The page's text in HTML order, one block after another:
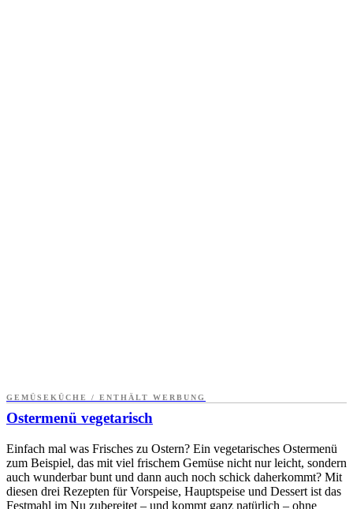
GEMÜSEKÜCHE / ENTHÄLT WERBUNG
Ostermenü vegetarisch
Einfach mal was Frisches zu Ostern? Ein vegetarisches Ostermenü
zum Beispiel, das mit viel frischem Gemüse nicht nur leicht, sondern
auch wunderbar bunt und dann auch noch schick daherkommt? Mit
diesen drei Rezepten für Vorspeise, Hauptspeise und Dessert ist das
Festmahl im Nu zubereitet – und kommt ganz natürlich – ohne